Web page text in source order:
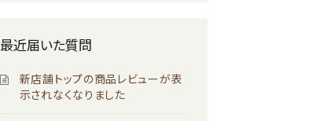
最近届いた質問
新店舗トップの商品レビューが表
示されなくなりました